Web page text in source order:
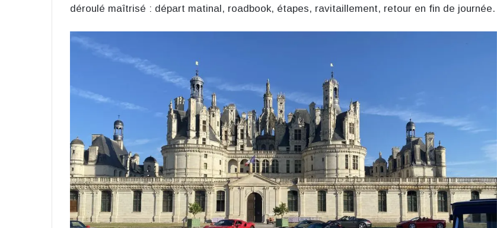
déroulé maîtrisé : départ matinal, roadbook, étapes, ravitaillement, retour en fin de journée.